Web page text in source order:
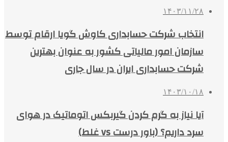
۱۴۰۳/۱۱/۲۸
انتخاب شرکت حسابداری کاوش گویا ارقام توسط
سازمان امور مالیاتی کشور به عنوان بهترین
شرکت حسابداری ایران در سال جاری
۱۴۰۳/۱۰/۱۸
آیا نیاز به گرم کردن گیربکس اتوماتیک در هوای
سرد داریم؟ (باور درست vs غلط)